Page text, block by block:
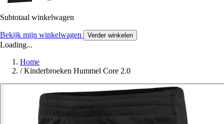
Subtotaal winkelwagen
Bekijk mijn winkelwagen Verder winkelen
Loading...
Home
/ Kinderbroeken Hummel Core 2.0